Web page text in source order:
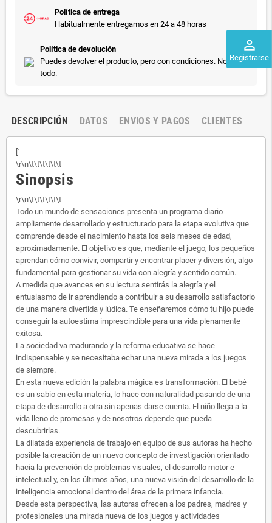
perm_identity
Registrarse
Política de entrega
Habitualmente entregamos en 24 a 48 horas
Política de devolución
Puedes devolver el producto, pero con condiciones. No vale
todo.
DESCRIPCIÓN DATOS ENVIOS Y PAGOS CLIENTES
['
\r\n\t\t\t\t\t\t
Sinopsis
\r\n\t\t\t\t\t\t
Todo un mundo de sensaciones presenta un programa diario
ampliamente desarrollado y estructurado para la etapa evolutiva que
comprende desde el nacimiento hasta los seis meses de edad,
aproximadamente. El objetivo es que, mediante el juego, los pequeños
aprendan cómo convivir, compartir y encontrar placer y diversión, algo
fundamental para gestionar su vida con alegría y sentido común.
A medida que avances en su lectura sentirás la alegría y el
entusiasmo de ir aprendiendo a contribuir a su desarrollo satisfactorio
de una manera divertida y lúdica. Te enseñaremos cómo tu hijo puede
conseguir la autoestima imprescindible para una vida plenamente
exitosa.
La sociedad va madurando y la reforma educativa se hace
indispensable y se necesitaba echar una nueva mirada a los juegos
de siempre.
En esta nueva edición la palabra mágica es transformación. El bebé
es un sabio en esta materia, lo hace con naturalidad pasando de una
etapa de desarrollo a otra sin apenas darse cuenta. El niño llega a la
vida lleno de promesas y de nosotros depende que pueda
descubrirlas.
La dilatada experiencia de trabajo en equipo de sus autoras ha hecho
posible la creación de un nuevo concepto de investigación orientado
hacia la prevención de problemas visuales, el desarrollo motor e
intelectual y, en los últimos años, una nueva visión del desarrollo de la
inteligencia emocional dentro del área de la primera infancia.
Desde esta perspectiva, las autoras ofrecen a los padres, madres y
profesionales una mirada nueva de los juegos y actividades